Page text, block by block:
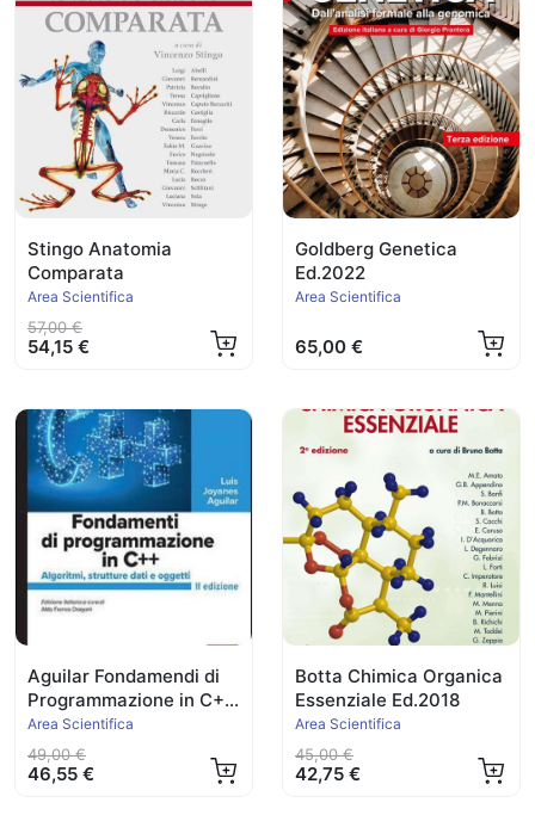
Stingo Anatomia
Comparata
Area Scientifica
57,00 €
54,15 €
Goldberg Genetica
Ed.2022
Area Scientifica
65,00 €
Aguilar Fondamendi di
Programmazione in C++
Ed.2021
Area Scientifica
49,00 €
46,55 €
Botta Chimica Organica
Essenziale Ed.2018
Area Scientifica
45,00 €
42,75 €